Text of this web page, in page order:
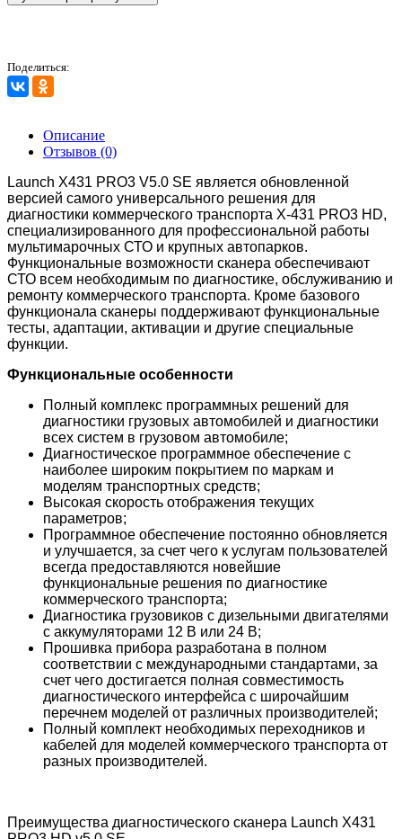
Поделиться:
Описание
Отзывов (0)
Launch X431 PRO3 V5.0 SE является обновленной
версией самого универсального решения для
диагностики коммерческого транспорта X-431 PRO3 HD,
специализированного для профессиональной работы
мультимарочных СТО и крупных автопарков.
Функциональные возможности сканера обеспечивают
СТО всем необходимым по диагностике, обслуживанию и
ремонту коммерческого транспорта. Кроме базового
функционала сканеры поддерживают функциональные
тесты, адаптации, активации и другие специальные
функции.
Функциональные особенности
Полный комплекс программных решений для
диагностики грузовых автомобилей и диагностики
всех систем в грузовом автомобиле;
Диагностическое программное обеспечение с
наиболее широким покрытием по маркам и
моделям транспортных средств;
Высокая скорость отображения текущих
параметров;
Программное обеспечение постоянно обновляется
и улучшается, за счет чего к услугам пользователей
всегда предоставляются новейшие
функциональные решения по диагностике
коммерческого транспорта;
Диагностика грузовиков с дизельными двигателями
с аккумуляторами 12 В или 24 В;
Прошивка прибора разработана в полном
соответствии с международными стандартами, за
счет чего достигается полная совместимость
диагностического интерфейса с широчайшим
перечнем моделей от различных производителей;
Полный комплект необходимых переходников и
кабелей для моделей коммерческого транспорта от
разных производителей.
Преимущества диагностического сканера Launch X431